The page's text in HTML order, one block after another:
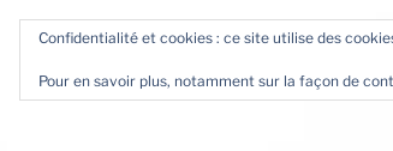
contenu
principal
Confidentialité et cookies : ce site utilise des
Pour en savoir plus, notamment sur la façon de